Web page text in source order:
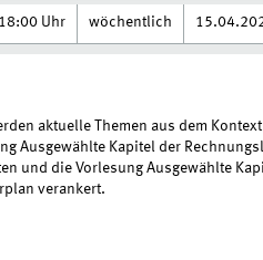
Uhr wöchentlich
aktuelle Themen aus dem
Ausgewählte Kapitel der
und die Vorlesung Ausgewählte
verankert.